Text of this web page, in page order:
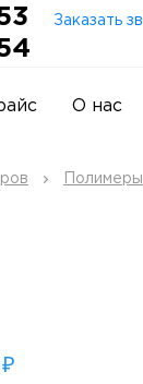
Заказать
О нас
Полимеры